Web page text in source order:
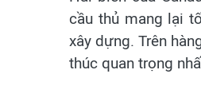
cầu thủ mang lại
xây dựng. Trên
thúc quan trọng